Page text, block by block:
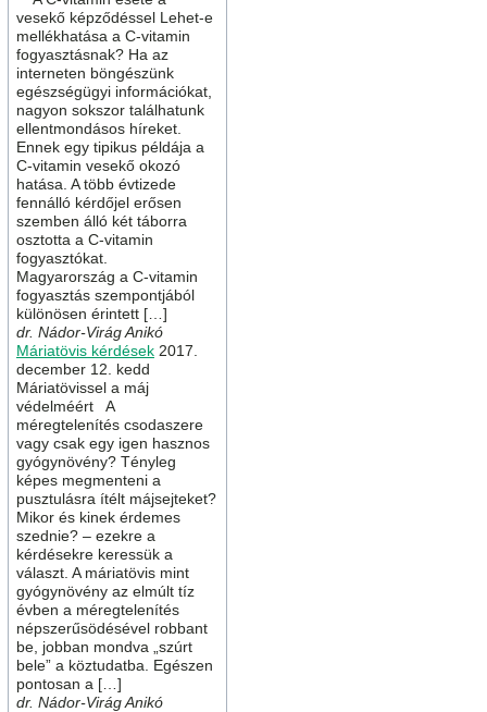
vesekő képződéssel Lehet-e
mellékhatása a C-vitamin
fogyasztásnak? Ha az
interneten böngészünk
egészségügyi információkat,
nagyon sokszor találhatunk
ellentmondásos híreket.
Ennek egy tipikus példája a
C-vitamin vesekő okozó
hatása. A több évtizede
fennálló kérdőjel erősen
szemben álló két táborra
osztotta a C-vitamin
fogyasztókat.
Magyarország a C-vitamin
fogyasztás szempontjából
különösen érintett […]
dr. Nádor-Virág Anikó
Máriatövis kérdések 2017.
december 12. kedd
Máriatövissel a máj
védelméért A
méregtelenítés csodaszere
vagy csak egy igen hasznos
gyógynövény? Tényleg
képes megmenteni a
pusztulásra ítélt májsejteket?
Mikor és kinek érdemes
szednie? – ezekre a
kérdésekre keressük a
választ. A máriatövis mint
gyógynövény az elmúlt tíz
évben a méregtelenítés
népszerűsödésével robbant
be, jobban mondva „szúrt
bele” a köztudatba. Egészen
pontosan a […]
dr. Nádor-Virág Anikó